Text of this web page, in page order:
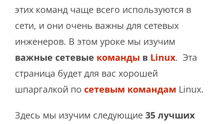
этих команд чаще всего используются в
сети, и они очень важны для сетевых
инженеров. В этом уроке мы изучим
важные сетевые команды в Linux. Эта
страница будет для вас хорошей
шпаргалкой по сетевым командам Linux.
Здесь мы изучим следующие 35 лучших